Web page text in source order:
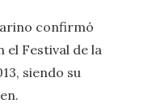
confirmó
Festival de la
siendo su